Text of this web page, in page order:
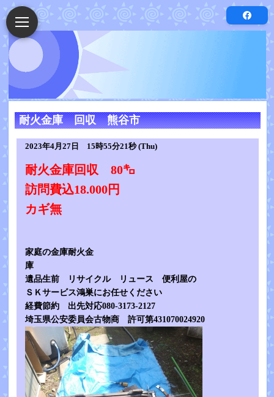
耐火金庫 回収 熊谷市
2023年4月27日 15時55分21秒 (Thu)
耐火金庫回収 80㌔
訪問費込18.000円
カギ無
家庭の金庫耐火金
庫
遺品生前 リサイクル リュース 便利屋の
ＳＫサービス鴻巣にお任せください
経費節約 出先対応080-3173-2127
埼玉県公安委員会古物商 許可第431070024920